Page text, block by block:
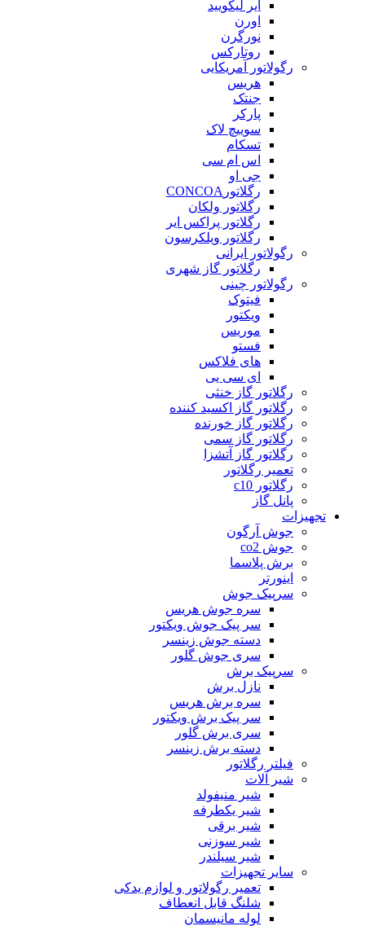
ایر لیکویید
اورن
نورگرن
روتارکس
رگولاتور آمریکایی
هریس
جنتک
پارکر
سوییچ لاک
تسکام
اس ام سی
جی او
رگلاتورCONCOA
رگلاتور ولکان
رگلاتور پراکس ایر
رگلاتور ویلکرسون
رگولاتور ایرانی
رگلاتور گاز شهری
رگولاتور چینی
فیتوک
ویکتور
موریس
فستو
های فلاکس
ای سی یی
رگلاتور گاز خنثی
رگلاتور گاز اکسید کننده
رگلاتور گاز خورنده
رگلاتور گاز سمی
رگلاتور گاز آتشزا
تعمیر رگلاتور
رگلاتور c10
پانل گاز
تجهیزات
جوش آرگون
جوش co2
برش پلاسما
اینورتر
سرپیک جوش
سره جوش هریس
سر پیک جوش ویکتور
دسته جوش زینسر
سری جوش گلور
سرپیک برش
نازل برش
سره برش هریس
سر پیک برش ویکتور
سری برش گلور
دسته برش زینسر
فیلتر رگلاتور
شیر آلات
شیر منیفولد
شیر یکطرفه
شیر برقی
شیر سوزنی
شیر سیلندر
سایر تجهیزات
تعمیر رگولاتور و لوازم یدکی
شلنگ قابل انعطاف
لوله مانیسمان